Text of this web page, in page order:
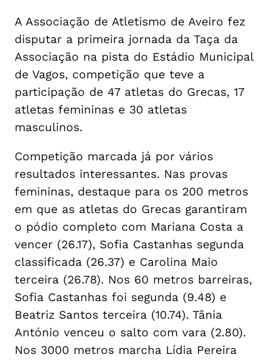
A Associação de Atletismo de Aveiro fez
disputar a primeira jornada da Taça da
Associação na pista do Estádio Municipal
de Vagos, competição que teve a
participação de 47 atletas do Grecas, 17
atletas femininas e 30 atletas
masculinos.
Competição marcada já por vários
resultados interessantes. Nas provas
femininas, destaque para os 200 metros
em que as atletas do Grecas garantiram
o pódio completo com Mariana Costa a
vencer (26.17), Sofia Castanhas segunda
classificada (26.37) e Carolina Maio
terceira (26.78). Nos 60 metros barreiras,
Sofia Castanhas foi segunda (9.48) e
Beatriz Santos terceira (10.74). Tânia
António venceu o salto com vara (2.80).
Nos 3000 metros marcha Lídia Pereira